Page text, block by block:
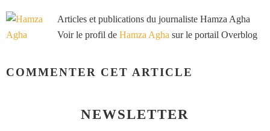
Articles et publications du journaliste Hamza Agha
Voir le profil de Hamza Agha sur le portail Overblog
COMMENTER CET ARTICLE
NEWSLETTER